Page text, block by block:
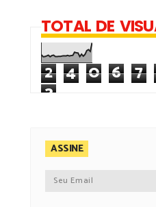
TOTAL DE
2 4 0 6 7
3
ASSINE